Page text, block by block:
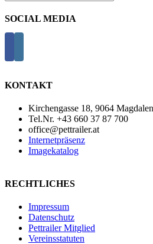
SOCIAL MEDIA
KONTAKT
Kirchengasse 18, 9064
Tel.Nr. +43 660 37 87 700
office@pettrailer.at
Internetpräsenz
Imagekatalog
RECHTLICHES
Impressum
Datenschutz
Pettrailer Mitglied
Vereinsstatuten